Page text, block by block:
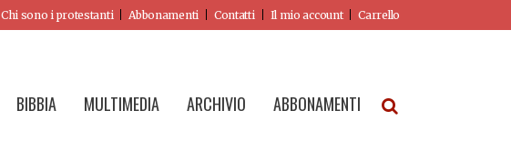
Chi sono i protestanti Abbonamenti Contatti Il mio account Carrello
BIBBIA MULTIMEDIA ARCHIVIO ABBONAMENTI